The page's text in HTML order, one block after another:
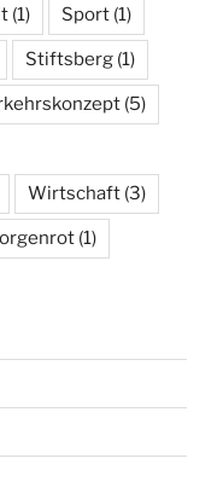
(1) Sport (1)
Stiftsberg (1)
(5)
Wirtschaft (3)
(1)